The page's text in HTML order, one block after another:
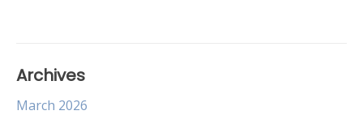
Archives
March 2026